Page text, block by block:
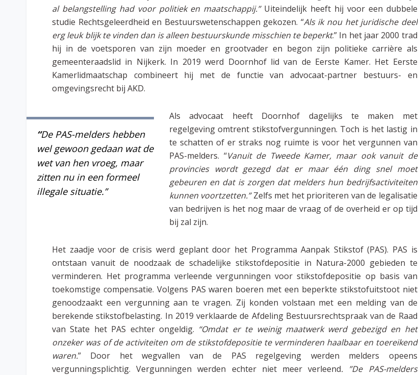
al belangstelling had voor politiek en maatschappij.”Uiteindelijk heeft hij voor een dubbele
studie Rechtsgeleerdheid en Bestuurswetenschappen gekozen. “Als ik nou het juridische deel
erg leuk blijk te vinden dan is alleen bestuurskunde misschien te beperkt.” In het jaar 2000 trad
hij in de voetsporen van zijn moeder en grootvader en begon zijn politieke carrière als
gemeenteraadslid in Nijkerk. In 2019 werd Doornhof lid van de Eerste Kamer. Het Eerste
Kamerlidmaatschap combineert hij met de functie van advocaat-partner bestuurs- en
omgevingsrecht bij AKD.
“De PAS-melders hebben
wel gewoon gedaan wat de
wet van hen vroeg, maar
zitten nu in een formeel
illegale situatie.”
Als advocaat heeft Doornhof dagelijks te maken met
regelgeving omtrent stikstofvergunningen. Toch is het lastig in
te schatten of er straks nog ruimte is voor het vergunnen van
PAS-melders. ‘‘Vanuit de Tweede Kamer, maar ook vanuit de
provincies wordt gezegd dat er maar één ding snel moet
gebeuren en dat is zorgen dat melders hun bedrijfsactiviteiten
kunnen voortzetten.”Zelfs met het prioriteren van de legalisatie
van bedrijven is het nog maar de vraag of de overheid er op tijd
bij zal zijn.
Het zaadje voor de crisis werd geplant door het Programma Aanpak Stikstof (PAS). PAS is
ontstaan vanuit de noodzaak de schadelijke stikstofdepositie in Natura-2000 gebieden te
verminderen. Het programma verleende vergunningen voor stikstofdepositie op basis van
toekomstige compensatie. Volgens PAS waren boeren met een beperkte stikstofuitstoot niet
genoodzaakt een vergunning aan te vragen. Zij konden volstaan met een melding van de
berekende stikstofbelasting. In 2019 verklaarde de Afdeling Bestuursrechtspraak van de Raad
van State het PAS echter ongeldig. “Omdat er te weinig maatwerk werd gebezigd en het
onzeker was of de activiteiten om de stikstofdepositie te verminderen haalbaar en toereikend
waren.” Door het wegvallen van de PAS regelgeving werden melders opeens
vergunningsplichtig. Vergunningen werden echter niet meer verleend. ”De PAS-melders